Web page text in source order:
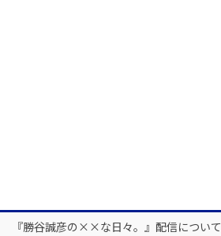
『勝谷誠彦の××な日々。』配信について